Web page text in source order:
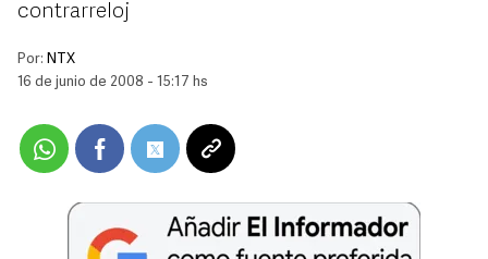
contrarreloj
Por: NTX
16 de junio de 2008 - 15:17 hs